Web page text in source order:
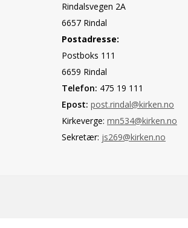
Rindalsvegen 2A
6657 Rindal
Postadresse:
Postboks 111
6659 Rindal
Telefon: 475 19 111
Epost: post.rindal@kirken.no
Kirkeverge: mn534@kirken.no
Sekretær: js269@kirken.no